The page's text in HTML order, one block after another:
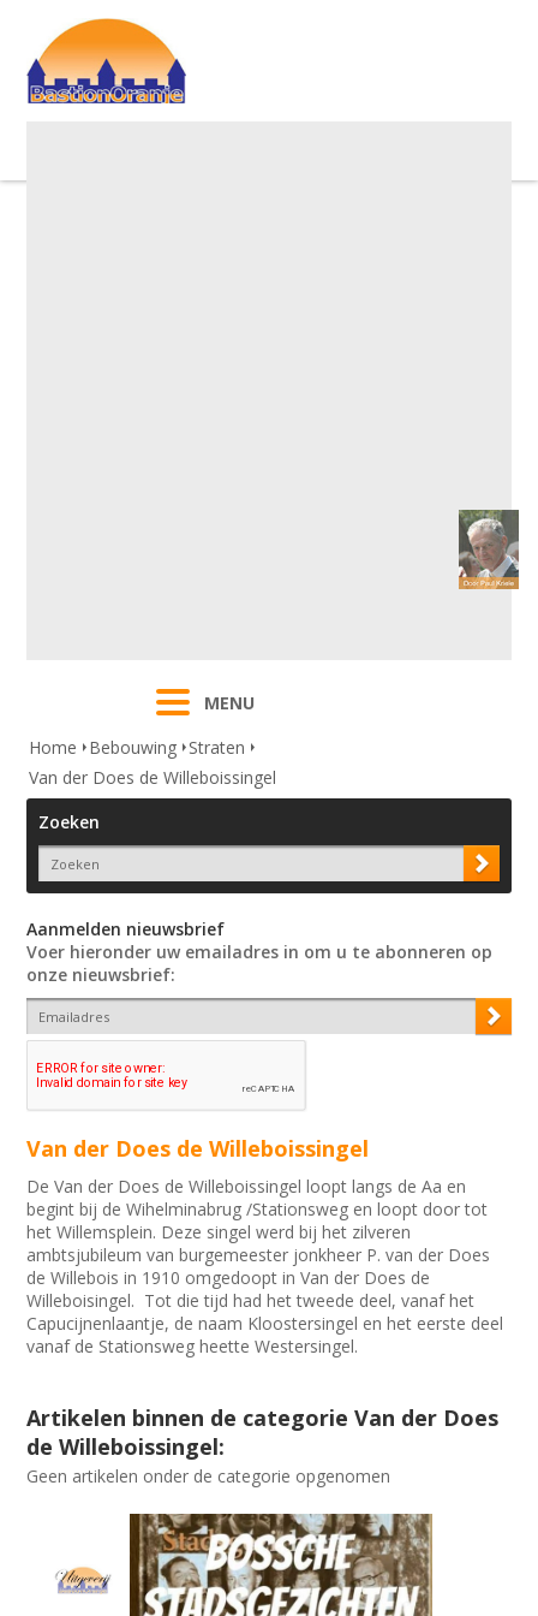
MENU
Home
Bebouwing Straten
Van der Does de Willeboissingel
Zoeken
Aanmelden nieuwsbrief
Voer hieronder uw emailadres in om u te abonneren op
onze nieuwsbrief:
Van der Does de Willeboissingel
De Van der Does de Willeboissingel loopt langs de Aa en
begint bij de Wihelminabrug /Stationsweg en loopt door tot
het Willemsplein. Deze singel werd bij het zilveren
ambtsjubileum van burgemeester jonkheer P. van der Does
de Willebois in 1910 omgedoopt in Van der Does de
Willeboisingel. Tot die tijd had het tweede deel, vanaf het
Capucijnenlaantje, de naam Kloostersingel en het eerste deel
vanaf de Stationsweg heette Westersingel.
Artikelen binnen de categorie Van der Does
de Willeboissingel:
Geen artikelen onder de categorie opgenomen